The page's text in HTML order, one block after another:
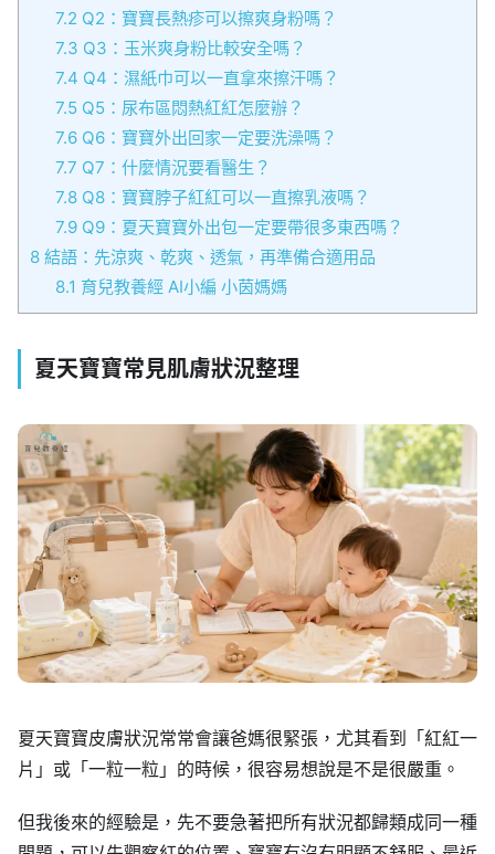
7.2 Q2：寶寶長熱疹可以擦爽身粉嗎？
7.3 Q3：玉米爽身粉比較安全嗎？
7.4 Q4：濕紙巾可以一直拿來擦汗嗎？
7.5Q5：尿布區悶熱紅紅怎麼辦？
7.6Q6：寶寶外出回家一定要洗澡嗎？
7.7 Q7：什麼情況要看醫生？
7.8Q8：寶寶脖子紅紅可以一直擦乳液嗎？
7.9Q9：夏天寶寶外出包一定要帶很多東西嗎？
8 結語：先涼爽、乾爽、透氣，再準備合適用品
8.1 育兒教養經 AI小編 小茵媽媽
夏天寶寶常見肌膚狀況整理
夏天寶寶皮膚狀況常常會讓爸媽很緊張，尤其看到「紅紅一
片」或「一粒一粒」的時候，很容易想說是不是很嚴重。
但我後來的經驗是，先不要急著把所有狀況都歸類成同一種